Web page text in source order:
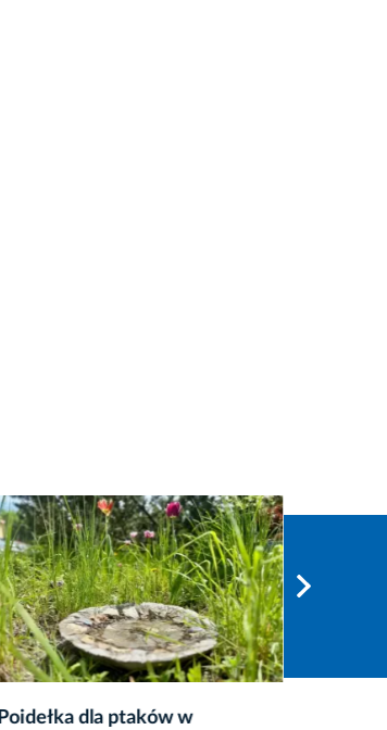
Poidełka dla ptaków w